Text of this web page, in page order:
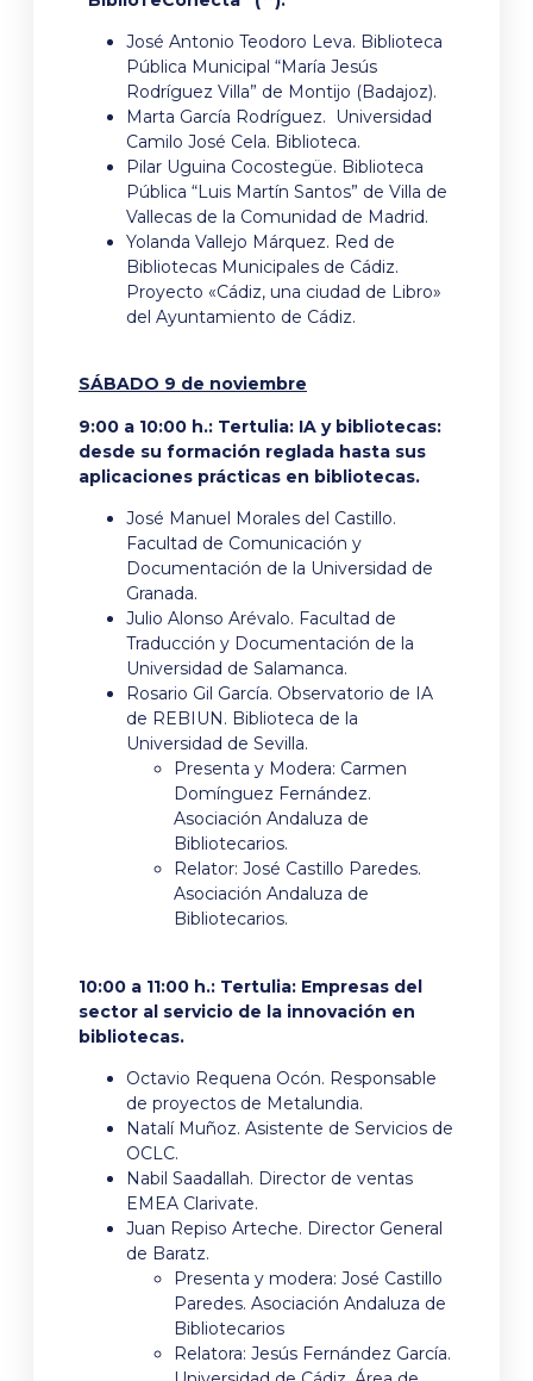
José Antonio Teodoro Leva. Biblioteca
Pública Municipal “María Jesús
Rodríguez Villa” de Montijo (Badajoz).
Marta García Rodríguez. Universidad
Camilo José Cela. Biblioteca.
Pilar Uguina Cocostegüe. Biblioteca
Pública “Luis Martín Santos” de Villa de
Vallecas de la Comunidad de Madrid.
Yolanda Vallejo Márquez. Red de
Bibliotecas Municipales de Cádiz.
Proyecto «Cádiz, una ciudad de Libro»
del Ayuntamiento de Cádiz.
SÁBADO 9 de noviembre
9:00 a 10:00 h.: Tertulia: IA y bibliotecas:
desde su formación reglada hasta sus
aplicaciones prácticas en bibliotecas.
José Manuel Morales del Castillo.
Facultad de Comunicación y
Documentación de la Universidad de
Granada.
Julio Alonso Arévalo. Facultad de
Traducción y Documentación de la
Universidad de Salamanca.
Rosario Gil García. Observatorio de IA
de REBIUN. Biblioteca de la
Universidad de Sevilla.
Presenta y Modera: Carmen
Domínguez Fernández.
Asociación Andaluza de
Bibliotecarios.
Relator: José Castillo Paredes.
Asociación Andaluza de
Bibliotecarios.
10:00 a 11:00 h.: Tertulia: Empresas del
sector al servicio de la innovación en
bibliotecas.
Octavio Requena Ocón. Responsable
de proyectos de Metalundia.
Natalí Muñoz. Asistente de Servicios de
OCLC.
Nabil Saadallah. Director de ventas
EMEA Clarivate.
Juan Repiso Arteche. Director General
de Baratz.
Presenta y modera: José Castillo
Paredes. Asociación Andaluza de
Bibliotecarios
Relatora: Jesús Fernández García.